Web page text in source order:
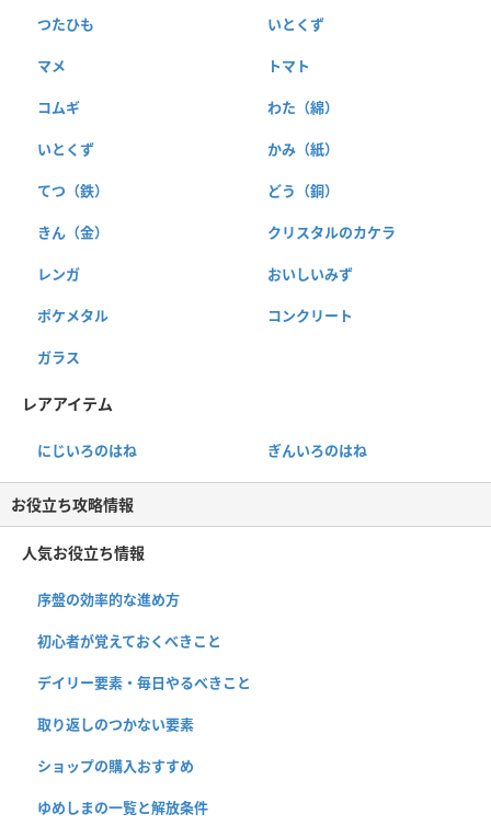
つたひも いとくず
マメ トマト
コムギ わた（綿）
いとくず かみ（紙）
てつ（鉄） どう（銅）
きん（金） クリスタルのカケラ
レンガ おいしいみず
ポケメタル コンクリート
ガラス
レアアイテム
にじいろのはね ぎんいろのはね
お役立ち攻略情報
人気お役立ち情報
序盤の効率的な進め方
初心者が覚えておくべきこと
デイリー要素・毎日やるべきこと
取り返しのつかない要素
ショップの購入おすすめ
ゆめしまの一覧と解放条件